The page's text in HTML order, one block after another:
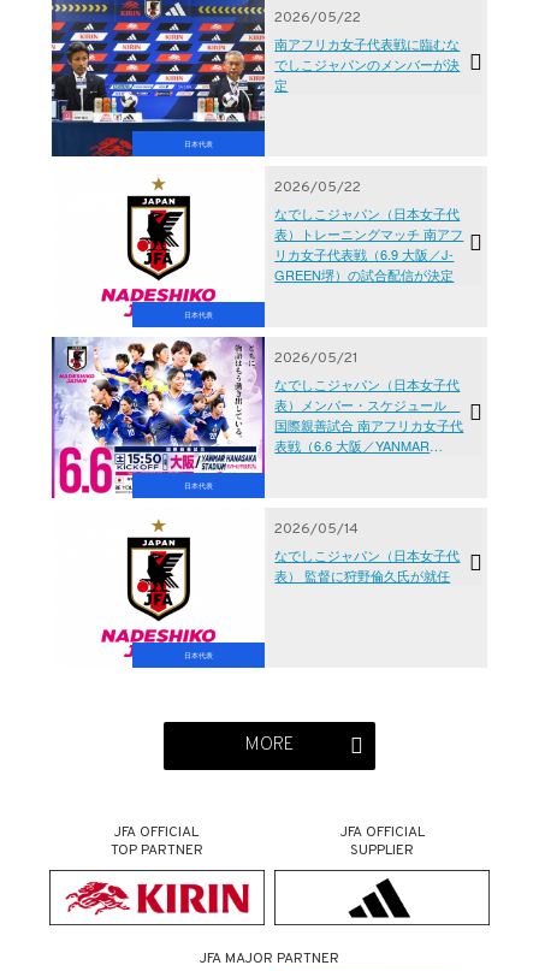
日本代表
2026/05/22
南アフリカ女子代表戦に臨むな
でしこジャパンのメンバーが決
定
日本代表
2026/05/22
なでしこジャパン（日本女子代
表）トレーニングマッチ 南アフ
リカ女子代表戦（6.9 大阪／J-
GREEN堺）の試合配信が決定
日本代表
2026/05/21
なでしこジャパン（日本女子代
表）メンバー・スケジュール
国際親善試合 南アフリカ女子代
表戦（6.6 大阪／YANMAR
日本代表
2026/05/14
なでしこジャパン（日本女子代
表） 監督に狩野倫久氏が就任
MORE
JFA OFFICIAL
TOP PARTNER
JFA OFFICIAL
SUPPLIER
JFA MAJOR PARTNER